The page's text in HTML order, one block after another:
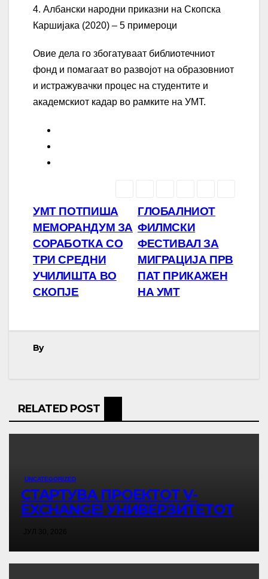
4. Албански народни приказни на Скопска
Каршијака (2020) – 5 примероци
Овие дела го збогатуваат библиотечниот
фонд и помагаат во развојот на образовниот
и истражувачки процес на студентите и
академскиот кадар во рамките на УМТ.
Навигација
на
напис
ГЛОБАЛНИОТ
ФИЛМСКИ
ФЕСТИВАЛ ЗА
МИГРАЦИЈА ПРВ
ПАТ ПРИКАЖЕН
НА УМТ
УМТ ПОТПИША
МЕМОРАНДУМ ЗА
СОРАБОТКА СО
ТРИ СРЕДНИ
УЧИЛИШТА ВО
СКОПЈЕ
By
RELATED POST
UNCATEGORIZED
СТАРТУВА ПРОЕКТОТ V-
EXCHANGE! УНИВЕРЗИТЕТОТ
ИНИЦИЈАТИВА ЗА ДИГИТАЛНО
ОБРАЗОВАНИЕ И ГЛОБАЛНО